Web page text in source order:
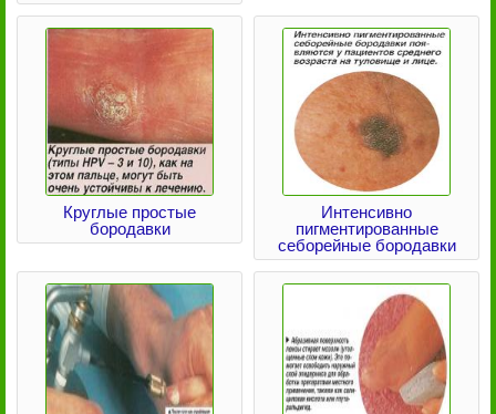
Круглые простые
бородавки
Интенсивно
пигментированные
себорейные бородавки